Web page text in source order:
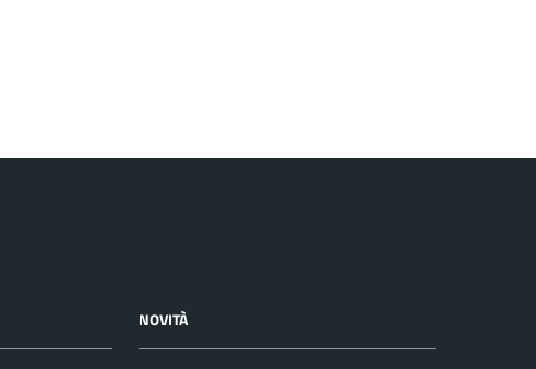
NOVITÀ